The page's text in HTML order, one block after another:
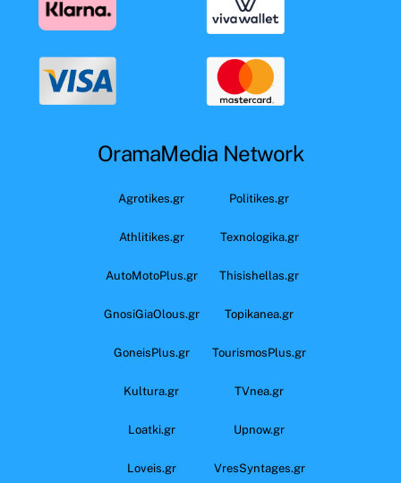
OramaMedia Network
Agrotikes.gr Politikes.gr
Athlitikes.gr Texnologika.gr
AutoMotoPlus.gr Thisishellas.gr
GnosiGiaOlous.gr Topikanea.gr
GoneisPlus.gr TourismosPlus.gr
Kultura.gr TVnea.gr
Loatki.gr Upnow.gr
Loveis.gr VresSyntages.gr